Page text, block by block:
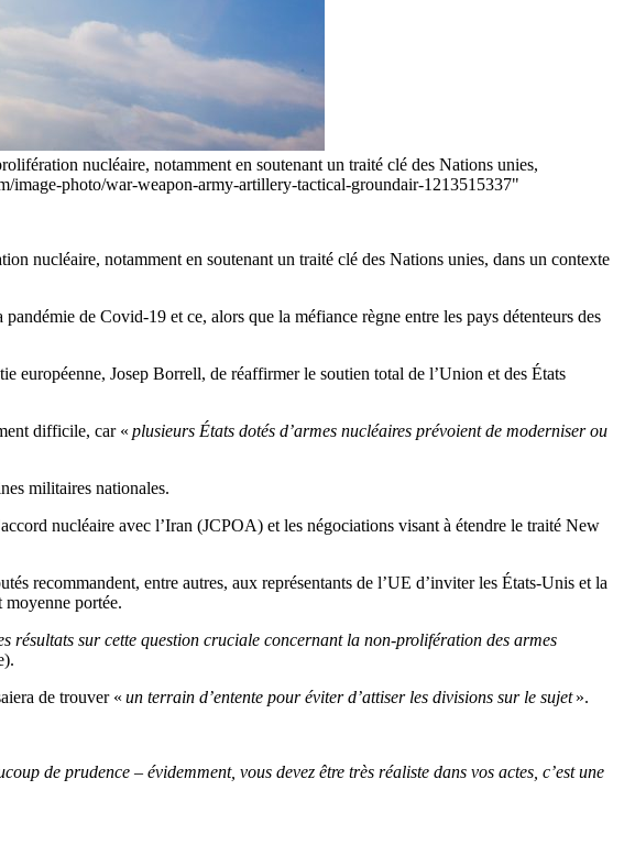
nucléaire, notamment en soutenant un traité clé des Nations unies,
image-photo/war-weapon-army-artillery-tactical-groundair-1213515337"
nucléaire, notamment en soutenant un traité clé des Nations unies, dans un contexte
de Covid-19 et ce, alors que la méfiance règne entre les pays détenteurs des
européenne, Josep Borrell, de réaffirmer le soutien total de l’Union et des États
difficile, car « plusieurs États dotés d’armes nucléaires prévoient de moderniser ou
militaires nationales.
nucléaire avec l’Iran (JCPOA) et les négociations visant à étendre le traité New
recommandent, entre autres, aux représentants de l’UE d’inviter les États-Unis et la
moyenne portée.
résultats sur cette question cruciale concernant la non-prolifération des armes
de trouver « un terrain d’entente pour éviter d’attiser les divisions sur le sujet».
de prudence – évidemment, vous devez être très réaliste dans vos actes, c’est une